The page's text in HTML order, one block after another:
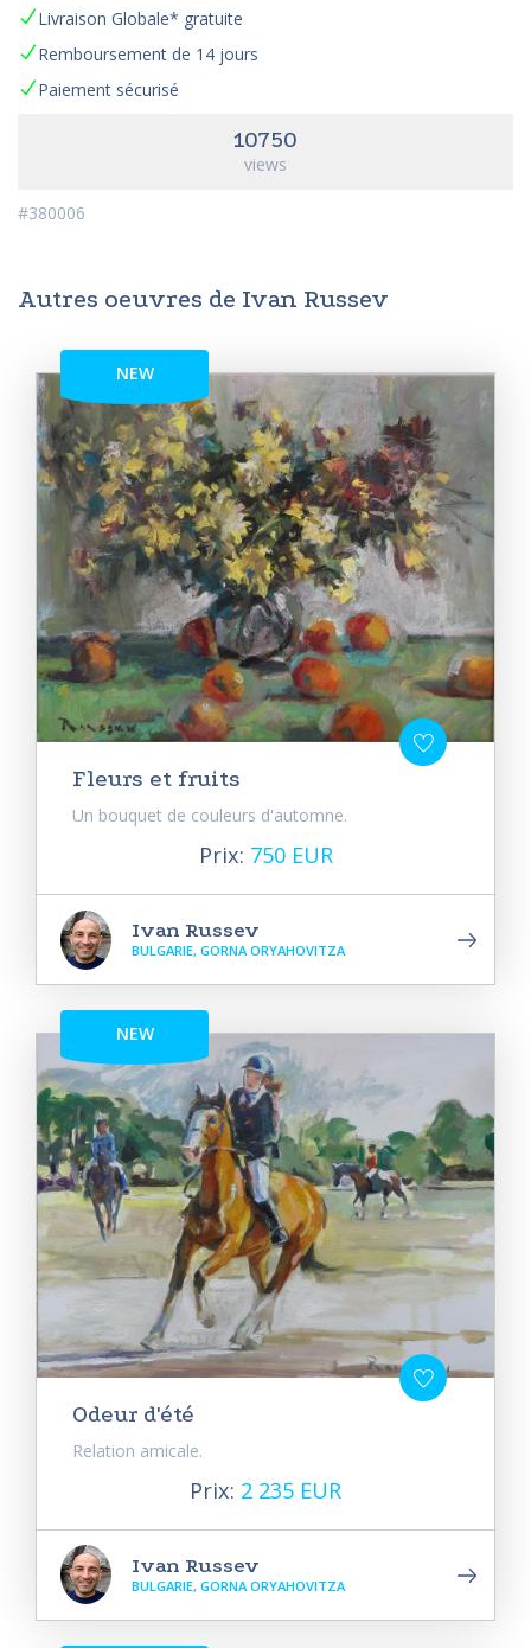
Livraison Globale* gratuite
Remboursement de 14 jours
Paiement sécurisé
10750
views
#380006
Autres oeuvres de Ivan Russev
NEW
Fleurs et fruits
Un bouquet de couleurs d'automne.
Prix: 750 EUR
Ivan Russev
BULGARIE, GORNA ORYAHOVITZA
NEW
Odeur d'été
Relation amicale.
Prix: 2 235 EUR
Ivan Russev
BULGARIE, GORNA ORYAHOVITZA